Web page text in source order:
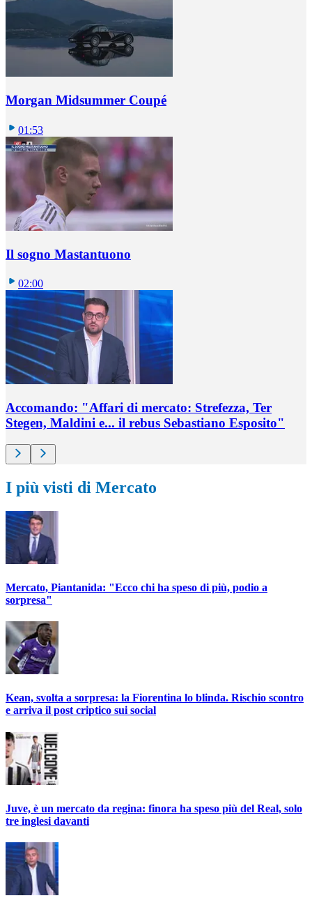
Morgan Midsummer Coupé
01:53
Il sogno Mastantuono
02:00
Accomando: "Affari di mercato: Strefezza, Ter
Stegen, Maldini e... il rebus Sebastiano Esposito"
I più visti di Mercato
Mercato, Piantanida: "Ecco chi ha speso di più, podio a
sorpresa"
Kean, svolta a sorpresa: la Fiorentina lo blinda. Rischio scontro
e arriva il post criptico sui social
Juve, è un mercato da regina: finora ha speso più del Real, solo
tre inglesi davanti